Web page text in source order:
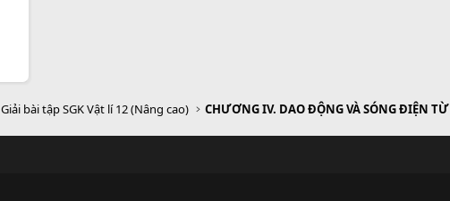
Giải bài tập SGK Vật lí 12 (Nâng cao) CHƯƠNG IV. DAO ĐỘNG VÀ SÓNG ĐIỆN TỪ